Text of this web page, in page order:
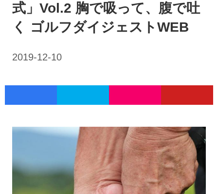
式」Vol.2 胸で吸って、腹で吐
く ゴルフダイジェストWEB